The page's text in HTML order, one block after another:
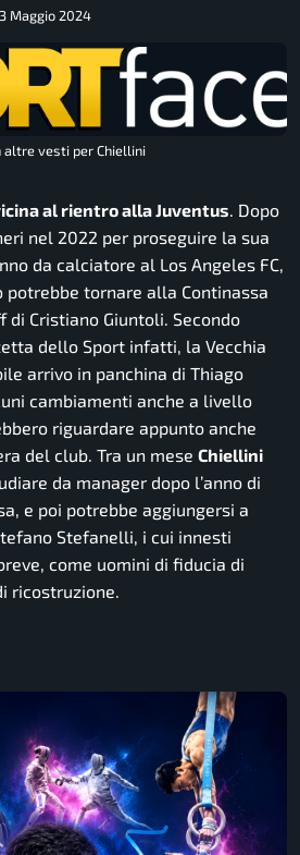
Maggio 2024
altre vesti per Chiellini
al rientro alla Juventus . Dopo
nel 2022 per proseguire la sua
da calciatore al Los Angeles FC,
potrebbe tornare alla Continassa
Cristiano Giuntoli. Secondo
dello Sport infatti, la Vecchia
arrivo in panchina di Thiago
cambiamenti anche a livello
riguardare appunto anche
del club. Tra un mese Chiellini
da manager dopo l’anno di
e poi potrebbe aggiungersi a
Stefanelli, i cui innesti
come uomini di fiducia di
ricostruzione.